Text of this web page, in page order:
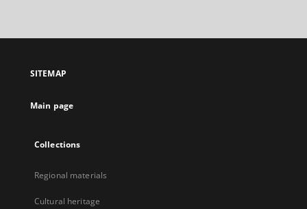
open
new
open
new
open
new
open
SITEMAP
Main page
Collections
Regional materials
Cultural heritage